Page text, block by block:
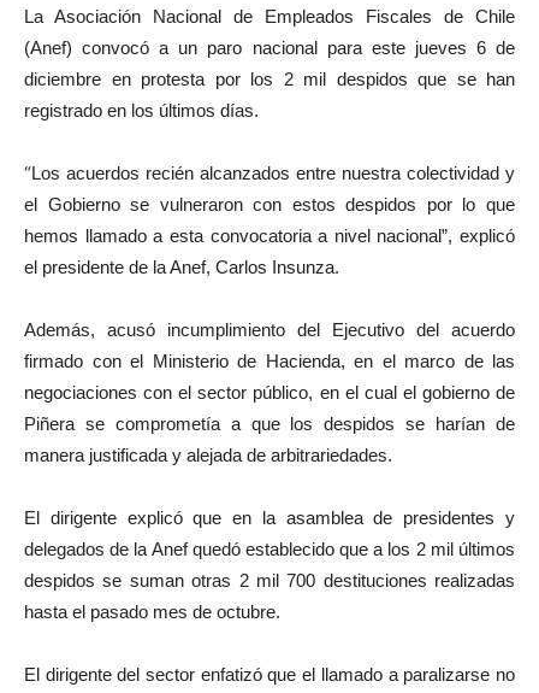
La Asociación Nacional de Empleados Fiscales de Chile
(Anef) convocó a un paro nacional para este jueves 6 de
diciembre en protesta por los 2 mil despidos que se han
registrado en los últimos días.
“Los acuerdos recién alcanzados entre nuestra colectividad y
el Gobierno se vulneraron con estos despidos por lo que
hemos llamado a esta convocatoria a nivel nacional”, explicó
el presidente de la Anef, Carlos Insunza.
Además, acusó incumplimiento del Ejecutivo del acuerdo
firmado con el Ministerio de Hacienda, en el marco de las
negociaciones con el sector público, en el cual el gobierno de
Piñera se comprometía a que los despidos se harían de
manera justificada y alejada de arbitrariedades.
El dirigente explicó que en la asamblea de presidentes y
delegados de la Anef quedó establecido que a los 2 mil últimos
despidos se suman otras 2 mil 700 destituciones realizadas
hasta el pasado mes de octubre.
El dirigente del sector enfatizó que el llamado a paralizarse no